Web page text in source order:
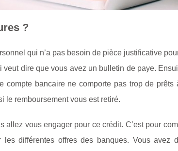
?
qui n’a pas besoin de pièce justificative
veut dire que vous avez un bulletin de paye.
compte bancaire ne comporte pas trop de prêts
le remboursement vous est retiré.
allez vous engager pour ce crédit. C’est pour
les différentes offres des banques. Vous avez